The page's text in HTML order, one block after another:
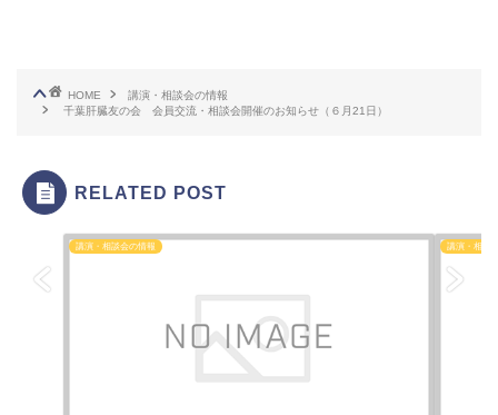
HOME
講演・相談会の情報
千葉肝臓友の会 会員交流・相談会開催のお知らせ（６月21日）
RELATED POST
講演・相談会の情報 講演・相談